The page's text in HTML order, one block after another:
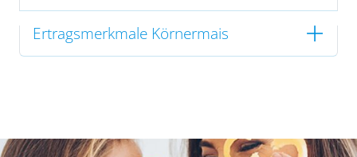
Ertragsmerkmale Körnermais